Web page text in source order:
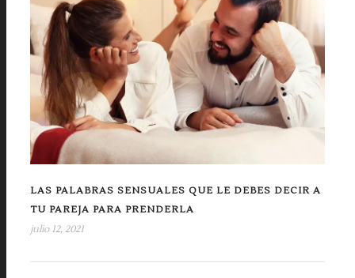
LAS PALABRAS SENSUALES QUE LE DEBES DECIR A
TU PAREJA PARA PRENDERLA
julio 12, 2021